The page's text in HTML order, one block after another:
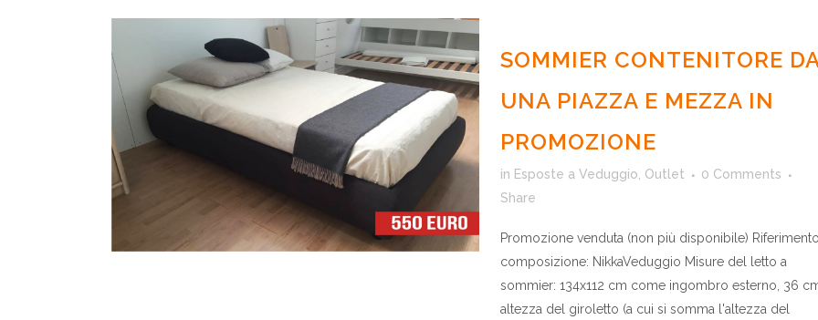
SOMMIER CONTENITORE
UNA PIAZZA E MEZZA IN
PROMOZIONE
in Esposte a Veduggio Outlet
0 Comments
Share
Promozione venduta (non più disponibile)
composizione: NikkaVeduggio Misure del letto a
sommier: 134x112 cm come ingombro esterno, 36
altezza del giroletto (a cui si somma l'altezza del